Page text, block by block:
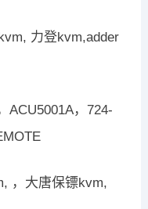
力登kvm,adder
ACU5001A，724-
，大唐保镖kvm,